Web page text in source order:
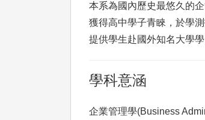
本系為國內歷史最悠久的
獲得高中學子青睞，於學
提供學生赴國外知名大學
學科意涵
企業管理學(Business